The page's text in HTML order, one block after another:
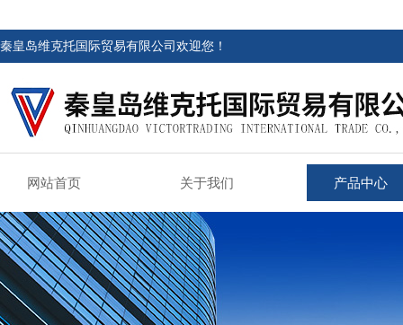
秦皇岛维克托国际贸易有限公司欢迎您！
网站首页 关于我们 产品中心